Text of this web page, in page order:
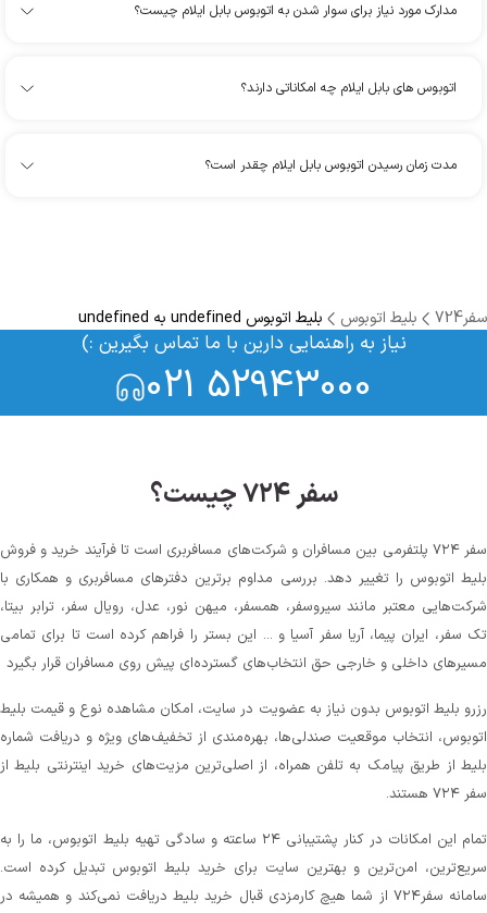
مدارک مورد نیاز برای سوار شدن به اتوبوس بابل ایلام چیست؟
اتوبوس های بابل ایلام چه امکاناتی دارند؟
مدت زمان رسیدن اتوبوس بابل ایلام چقدر است؟
سفر724 بلیط اتوبوس بلیط اتوبوس undefined به undefined
نیاز به راهنمایی دارین با ما تماس بگیرین :)
021 52943000
سفر ۷۲۴ چیست؟
سفر ۷۲۴ پلتفرمی بین مسافران و شرکت‌های مسافربری است تا فرآیند خرید و فروش
بلیط اتوبوس را تغییر دهد. بررسی مداوم برترین دفترهای مسافربری و همکاری با
شرکت‌هایی معتبر مانند سیروسفر، همسفر، میهن‌ نور، عدل، رویال سفر، ترابر بیتا،
تک سفر، ایران پیما، آریا سفر آسیا و ... این بستر را فراهم کرده است تا برای تمامی
مسیرهای داخلی و خارجی حق انتخاب‌های گسترده‌ای پیش روی مسافران قرار بگیرد
رزرو بلیط اتوبوس بدون نیاز به عضویت در سایت، امکان مشاهده نوع و قیمت بلیط
اتوبوس، انتخاب موقعیت صندلی‌ها، بهره‌مندی از تخفیف‌های ویژه و دریافت شماره‌
بلیط از طریق پیامک به تلفن همراه، از اصلی‌ترین مزیت‌های خرید اینترنتی بلیط از
سفر ۷۲۴ هستند.
تمام این امکانات در کنار پشتیبانی‌ ۲۴ ساعته و سادگی تهیه بلیط اتوبوس، ما را به
سریع‌ترین، امن‌ترین و بهترین سایت برای خرید بلیط اتوبوس تبدیل کرده است.
سامانه سفر۷۲۴ از شما هیچ کارمزدی قبال خرید بلیط دریافت نمی‌کند و همیشه در